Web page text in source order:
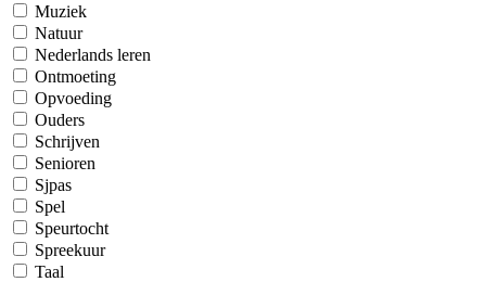
Muziek
Natuur
Nederlands leren
Ontmoeting
Opvoeding
Ouders
Schrijven
Senioren
Sjpas
Spel
Speurtocht
Spreekuur
Taal